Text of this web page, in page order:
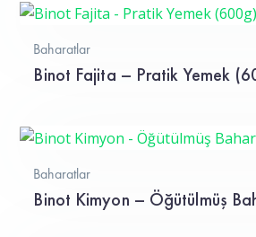
Baharatlar
Binot Fajita – Pratik Yemek
Baharatlar
Binot Kimyon – Öğütülmüş